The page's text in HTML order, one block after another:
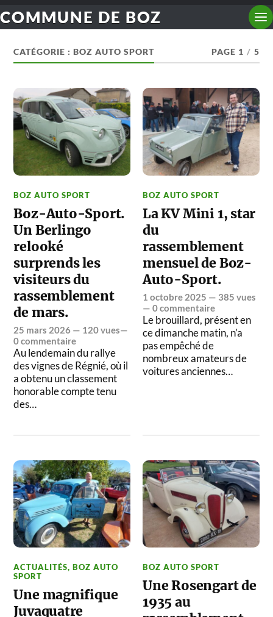
COMMUNE DE BOZ
CATÉGORIE :BOZ AUTO SPORT PAGE 1 / 5
BOZ AUTO SPORT
Boz-Auto-Sport.
Un Berlingo
relooké
surprends les
visiteurs du
rassemblement
de mars.
25 mars 2026 — 120 vues—
0 commentaire
Au lendemain du rallye
des vignes de Régnié, où il
a obtenu un classement
honorable compte tenu
des…
BOZ AUTO SPORT
La KV Mini 1, star
du
rassemblement
mensuel de Boz-
Auto-Sport.
1 octobre 2025 — 385 vues
—0 commentaire
Le brouillard, présent en
ce dimanche matin, n’a
pas empêché de
nombreux amateurs de
voitures anciennes…
ACTUALITÉS,BOZ AUTO
SPORT
Une magnifique
Juvaquatre
BOZ AUTO SPORT
Une Rosengart de
1935 au